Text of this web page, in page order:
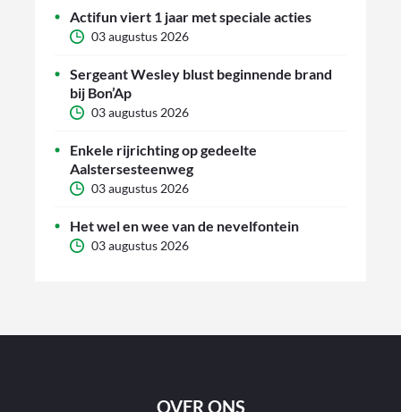
Actifun viert 1 jaar met speciale acties
03 augustus 2026
Sergeant Wesley blust beginnende brand
bij Bon’Ap
03 augustus 2026
Enkele rijrichting op gedeelte
Aalstersesteenweg
03 augustus 2026
Het wel en wee van de nevelfontein
03 augustus 2026
OVER ONS